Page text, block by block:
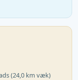
(24,0 km væk)